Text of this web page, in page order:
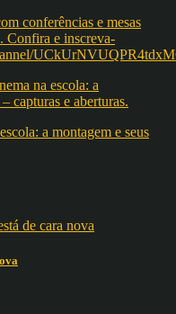
conferências e mesas
Confira e inscreva-
a montagem e seus